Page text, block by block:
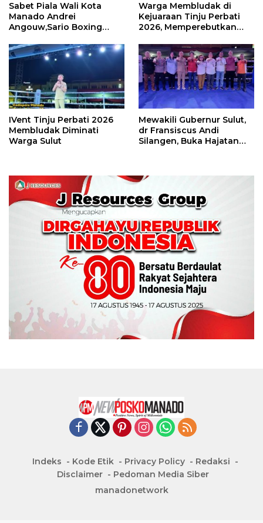
Sabet Piala Wali Kota
Manado Andrei
Angouw,Sario Boxing
Perbati 2026
Warga Membludak di
Kejuaraan Tinju Perbati
2026, Memperebutkan
IVent Tinju Perbati 2026
Membludak Diminati
Warga Sulut
Mewakili Gubernur Sulut,
dr Fransiscus Andi
Silangen, Buka Hajatan
Indeks Kode Etik Privacy Policy
Redaksi
Disclaimer
Pedoman Media Siber
manadonetwork